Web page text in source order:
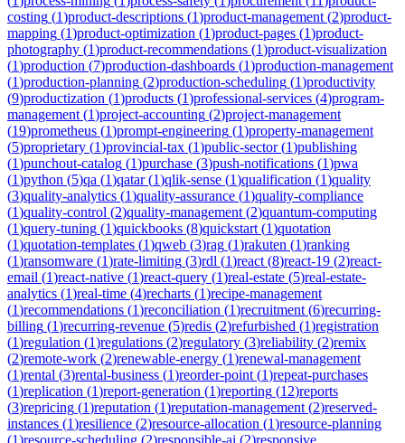
costing (1)product-descriptions (1)product-management (2)product-
mapping (1)product-optimization (1)product-pages (1)product-
photography (1)product-recommendations (1)product-visualization
(1)production (7)production-dashboards (1)production-management
(1)production-planning (2)production-scheduling (1)productivity
(9)productization (1)products (1)professional-services (4)program-
management (1)project-accounting (2)project-management
(19)prometheus (1)prompt-engineering (1)property-management
(5)proprietary (1)provincial-tax (1)public-sector(1)publishing
(1)punchout-catalog (1)purchase (3)push-notifications (1)pwa
(1)python (5)qa (1)qatar(1)qlik-sense (1)qualification (1)quality
(3)quality-analytics (1)quality-assurance (1)quality-compliance
(1)quality-control (2)quality-management (2)quantum-computing
(1)query-tuning (1)quickbooks (8)quickstart (1)quotation
(1)quotation-templates (1)qweb (3)rag (1)rakuten (1)ranking
(1)ransomware (1)rate-limiting (3)rdl (1)react (8)react-19 (2)react-
email (1)react-native (1)react-query (1)real-estate (5)real-estate-
analytics (1)real-time (4)recharts (1)recipe-management
(1)recommendations (1)reconciliation (1)recruitment (6)recurring-
billing (1)recurring-revenue (5)redis (2)refurbished (1)registration
(1)regulation (1)regulations (2)regulatory (3)reliability (2)remix
(2)remote-work (2)renewable-energy (1)renewal-management
(1)rental (3)rental-business (1)reorder-point (1)repeat-purchases
(1)replication (1)report-generation (1)reporting (12)reports
(3)repricing (1)reputation (1)reputation-management (2)reserved-
instances (1)resilience (2)resource-allocation (1)resource-planning
(1)resource-scheduling (2)responsible-ai (2)responsive